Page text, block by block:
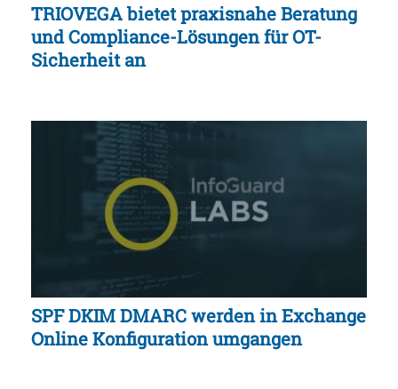
TRIOVEGA bietet praxisnahe Beratung
und Compliance-Lösungen für OT-
Sicherheit an
SPF DKIM DMARC werden in Exchange
Online Konfiguration umgangen